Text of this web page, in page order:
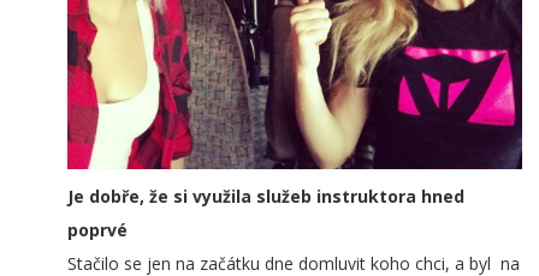
Je dobře, že si využila služeb instruktora hned
poprvé
Stačilo se jen na začátku dne domluvit koho chci, a byl na